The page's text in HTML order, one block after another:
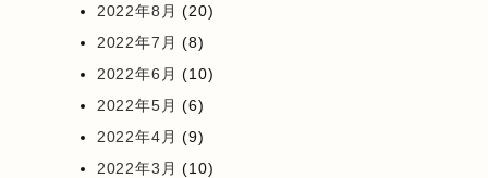
2022年8月 (20)
2022年7月 (8)
2022年6月 (10)
2022年5月 (6)
2022年4月 (9)
2022年3月 (10)